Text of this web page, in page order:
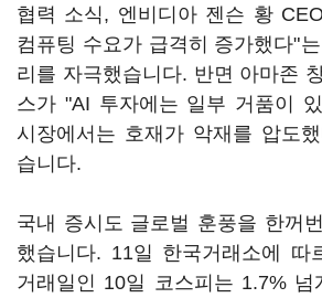
협력 소식, 엔비디아 젠슨 황
컴퓨팅 수요가 급격히 증가했다"
리를 자극했습니다. 반면 아마존
스가 "AI 투자에는 일부 거품이
시장에서는 호재가 악재를 압도
습니다.
국내 증시도 글로벌 훈풍을 한꺼
했습니다. 11일 한국거래소에 따
거래일인 10일 코스피는 1.7% 넘